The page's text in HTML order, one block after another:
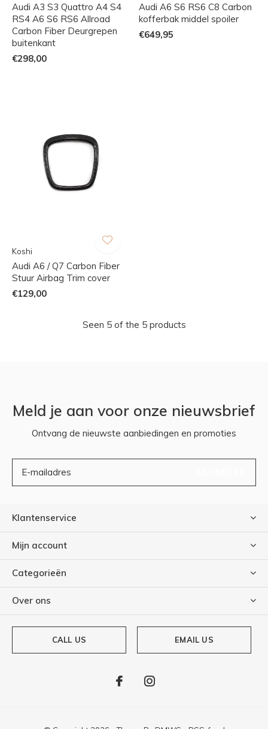
Audi A3 S3 Quattro A4 S4
RS4 A6 S6 RS6 Allroad
Carbon Fiber Deurgrepen
buitenkant
€298,00
Audi A6 S6 RS6 C8 Carbon
kofferbak middel spoiler
€649,95
Koshi
Audi A6 / Q7 Carbon Fiber
Stuur Airbag Trim cover
€129,00
Seen 5 of the 5 products
Meld je aan voor onze nieuwsbrief
Ontvang de nieuwste aanbiedingen en promoties
Klantenservice
Mijn account
Categorieën
Over ons
CALL US EMAIL US